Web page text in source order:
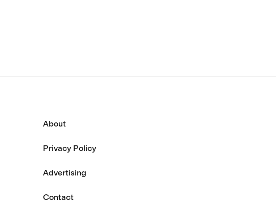
About
Privacy Policy
Advertising
Contact